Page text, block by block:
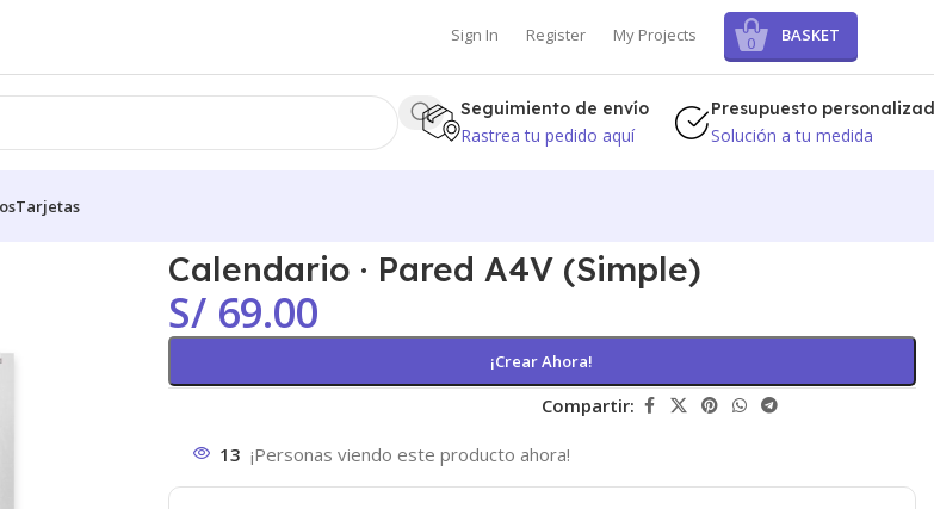
Sign In Register My Projects 0 BASKET
Seguimiento de envío
Rastrea tu pedido aquí
Presupuesto
Solución a tu medida
Tarjetas
Calendario · Pared A4V (Simple)
S/69.00
¡Crear Ahora!
Compartir:
13 ¡Personas viendo este producto ahora!